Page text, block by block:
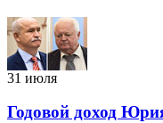
31 июля
Годовой доход